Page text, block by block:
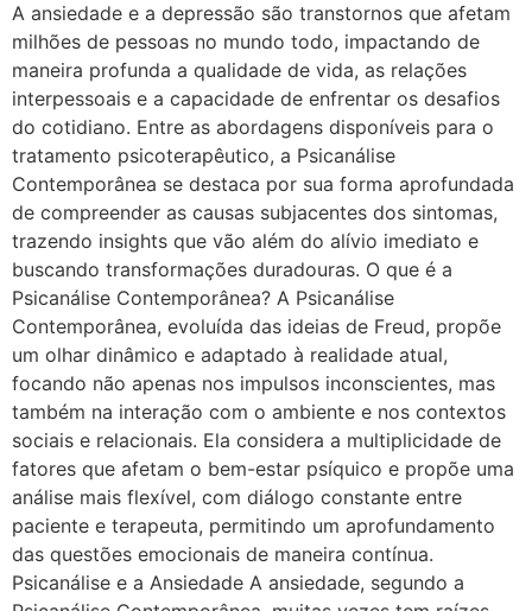
A ansiedade e a depressão são transtornos que afetam
milhões de pessoas no mundo todo, impactando de
maneira profunda a qualidade de vida, as relações
interpessoais e a capacidade de enfrentar os desafios
do cotidiano. Entre as abordagens disponíveis para o
tratamento psicoterapêutico, a Psicanálise
Contemporânea se destaca por sua forma aprofundada
de compreender as causas subjacentes dos sintomas,
trazendo insights que vão além do alívio imediato e
buscando transformações duradouras. O que é a
Psicanálise Contemporânea? A Psicanálise
Contemporânea, evoluída das ideias de Freud, propõe
um olhar dinâmico e adaptado à realidade atual,
focando não apenas nos impulsos inconscientes, mas
também na interação com o ambiente e nos contextos
sociais e relacionais. Ela considera a multiplicidade de
fatores que afetam o bem-estar psíquico e propõe uma
análise mais flexível, com diálogo constante entre
paciente e terapeuta, permitindo um aprofundamento
das questões emocionais de maneira contínua.
Psicanálise e a Ansiedade A ansiedade, segundo a